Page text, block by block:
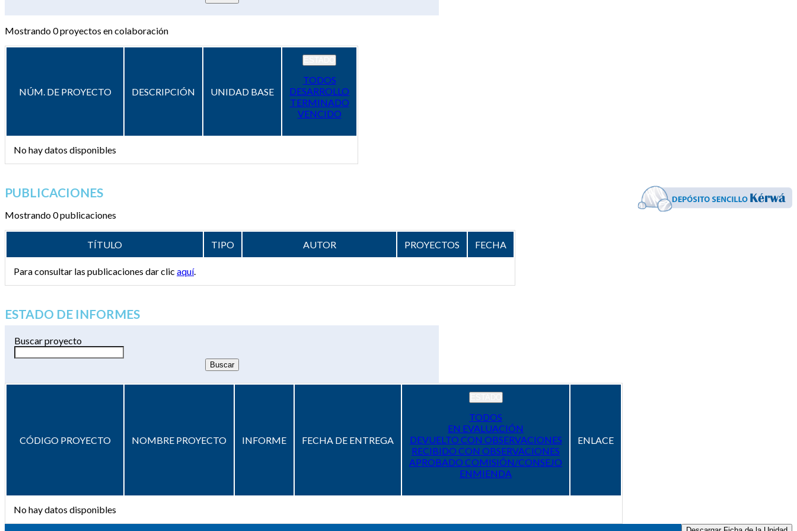
Mostrando0proyectos en colaboración
NÚM. DE PROYECTO DESCRIPCIÓN UNIDAD BASE
TODOS
DESARROLLO
TERMINADO
VENCIDO
No hay datos disponibles
PUBLICACIONES
Mostrando 0 publicaciones
TÍTULO TIPO AUTOR PROYECTOS FECHA
Para consultar las publicaciones dar clic aquí.
ESTADO DE INFORMES
Buscar proyecto
CÓDIGO PROYECTO NOMBRE PROYECTO INFORME FECHA DE ENTREGA
TODOS
EN EVALUACIÓN
DEVUELTO CON OBSERVACIONES
RECIBIDO CON OBSERVACIONES
APROBADO COMISIÓN/CONSEJO
ENMIENDA
ENLACE
No hay datos disponibles